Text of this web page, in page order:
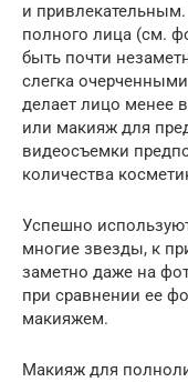
и
полного лица (см.
быть почти
слегка
делает лицо менее
или макияж для
видеосъемки
количества
Успешно
многие звезды, к
заметно даже на
при сравнении ее
макияжем.
Макияж для